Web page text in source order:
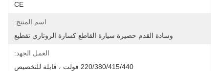
CE
اسم المنتج:
وسادة القدم حصيرة سيارة القاطع كسارة الروتاري تقطيع
العمل الجهد:
220/380/415/440 فولت ، قابلة للتخصيص